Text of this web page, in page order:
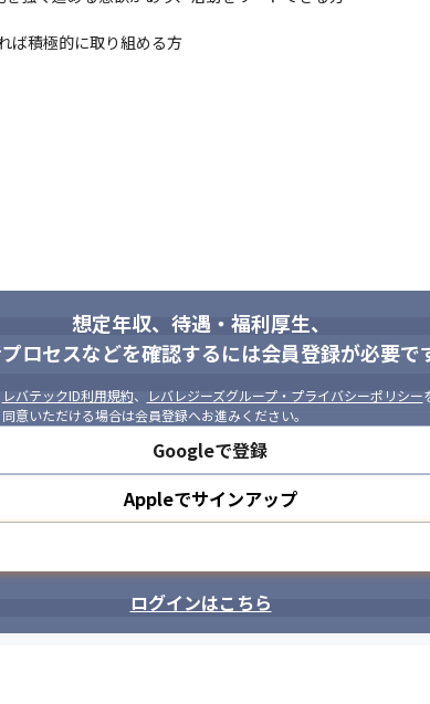
ば積極的に取り組める方
想定年収、待遇・福利厚生、
ロセスなどを確認するには会員登録が必要で
レバテックID利用規約、 レバレジーズグループ・プライバシーポリシー
意いただける場合は会員登録へお進みください。
Googleで登録
Appleでサインアップ
ログインはこちら